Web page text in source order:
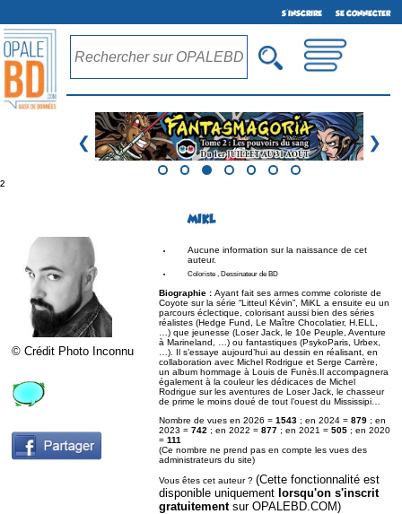
S'INSCRIRE SE CONNECTER
❮ ❯
²
MIKL
© Crédit Photo Inconnu
Aucune information sur la naissance de cet
auteur.
Coloriste , Dessinateur de BD
Biographie : Ayant fait ses armes comme coloriste de
Coyote sur la série “Litteul Kévin”, MiKL a ensuite eu un
parcours éclectique, colorisant aussi bien des séries
réalistes (Hedge Fund, Le Maître Chocolatier, H.ELL,
…) que jeunesse (Loser Jack, le 10e Peuple, Aventure
à Marineland, …) ou fantastiques (PsykoParis, Urbex,
…). Il s’essaye aujourd’hui au dessin en réalisant, en
collaboration avec Michel Rodrigue et Serge Carrère,
un album hommage à Louis de Funès.Il accompagnera
également à la couleur les dédicaces de Michel
Rodrigue sur les aventures de Loser Jack, le chasseur
de prime le moins doué de tout l’ouest du Mississipi…
Nombre de vues en 2026 = 1543 ; en 2024 = 879 ; en
2023 = 742 ; en 2022 = 877 ; en 2021 = 505 ; en 2020
= 111
(Ce nombre ne prend pas en compte les vues des
administrateurs du site)
Vous êtes cet auteur ? (Cette fonctionnalité est
disponible uniquement lorsqu'on s'inscrit
gratuitementsur OPALEBD.COM)